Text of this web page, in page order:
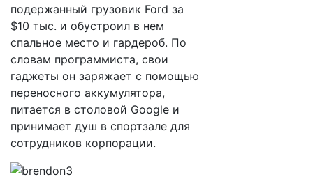
подержанный грузовик Ford за
$10 тыс. и обустроил в нем
спальное место и гардероб. По
словам программиста, свои
гаджеты он заряжает с помощью
переносного аккумулятора,
питается в столовой Google и
принимает душ в спортзале для
сотрудников корпорации.